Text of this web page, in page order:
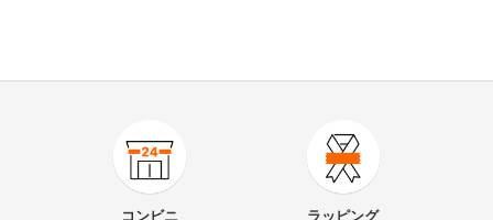
900-ECC5-05
コンビニ
ラッピング